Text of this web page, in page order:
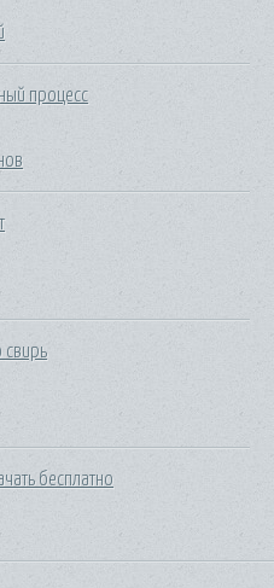
процесс
свирь
бесплатно